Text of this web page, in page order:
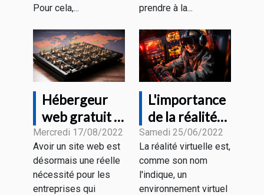
Pour cela,...
prendre à la...
Hébergeur
web gratuit :
quelques
critères pour
faire un bon
choix
Mercredi 17/08/2022
Avoir un site web est
désormais une réelle
nécessité pour les
entreprises qui
L'importance
de la réalité
virtuelle
Samedi 25/06/2022
La réalité virtuelle est,
comme son nom
l'indique, un
environnement virtuel